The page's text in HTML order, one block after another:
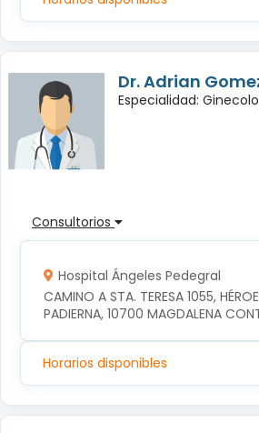
Dr. Adrian
Especialidad:
Consultorios
Hospital Ángeles Pedegral
CAMINO A STA. TERESA 1055,
PADIERNA, 10700 MAGDALENA
Horarios disponibles